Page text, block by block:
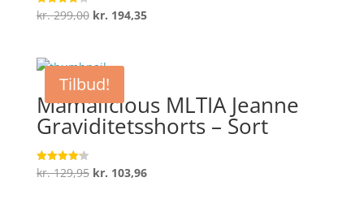
Vurderet
4
kr.299,00 Den
var:
kr. 299,00.
kr. 194,35Den
Tilbud!
Mamalicious MLTIA Jeanne
Graviditetsshorts – Sort
Vurderet
4.2
kr.129,95 Den
kr. 103,96Den